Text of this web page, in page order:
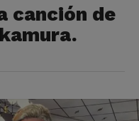
canción de